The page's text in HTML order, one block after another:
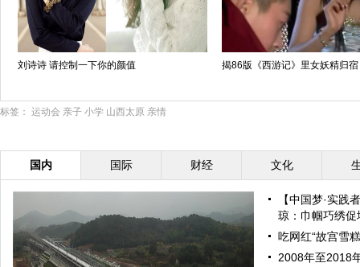
刘诗诗 请控制一下你的颜值 揭86版《西游记》里女妖精归
标签： 运动会 亲子 小学 山西太原 亲情
国内 国际 财经 文化
【中国梦·实践
琼：巾帼巧绣促
吃网红“故宫雪
2008年至2018